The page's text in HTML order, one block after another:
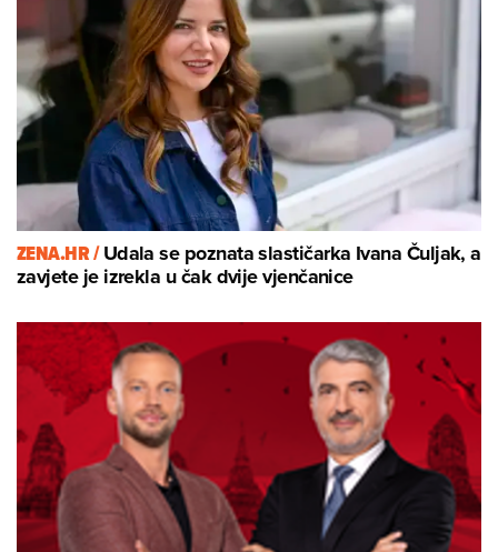
ZENA.HR /Udala se poznata slastičarka Ivana Čuljak, a
zavjete je izrekla u čak dvije vjenčanice